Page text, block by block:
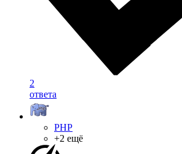
2
ответа
PHP
+2 ещё